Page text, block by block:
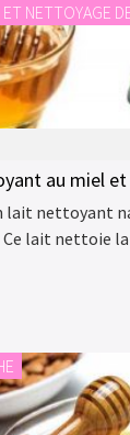
NETTOYAGE
au miel
lait nettoyant
lait nettoie